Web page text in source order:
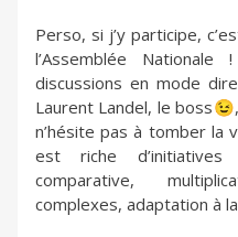
Perso, si j’y participe,
l’Assemblée
discussions en mode
Laurent Landel, le
n’hésite pas à tomber la
est riche
comparative,
complexes, adaptation à